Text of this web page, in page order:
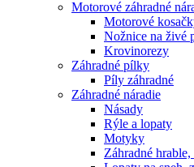
Motorové záhradné
Motorové
Nožnice na živé
Krovinorezy
Záhradné pílky
Píly záhradné
Záhradné náradie
Násady
Rýle a lopaty
Motyky
Záhradné